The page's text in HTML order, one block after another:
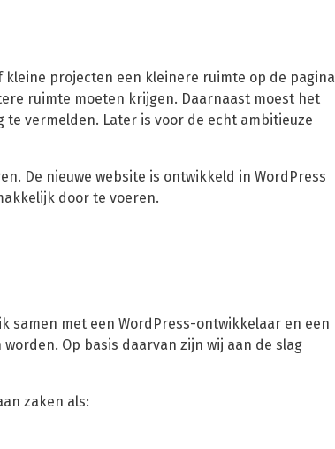
projecten een kleinere ruimte op de pagina
ruimte moeten krijgen. Daarnaast moest het
te vermelden. Later is voor de echt ambitieuze
De nieuwe website is ontwikkeld in WordPress
door te voeren.
samen met een WordPress-ontwikkelaar en een
Op basis daarvan zijn wij aan de slag
zaken als: